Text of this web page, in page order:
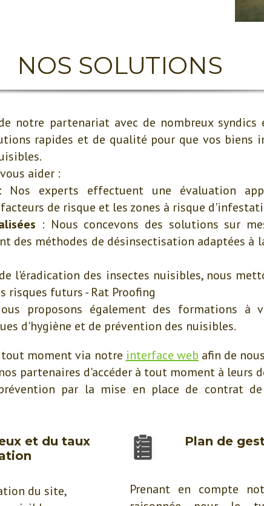
NOS SOLUTIONS
notre partenariat avec de nombreux syndics
rapides et de qualité pour que vos biens
aider :
Nos experts effectuent une évaluation
de risque et les zones à risque
: Nous concevons des solutions sur
des méthodes de désinsectisation adaptées à
l'éradication des insectes nuisibles, nous
risques futurs - Rat Proofing
proposons également des formations à
d'hygiène et de prévention des nuisibles.
tout moment via notre interface web afin de
partenaires d'accéder à tout moment à leurs
par la mise en place de contrat
et du taux
du site,
Plan de
Prenant en compte